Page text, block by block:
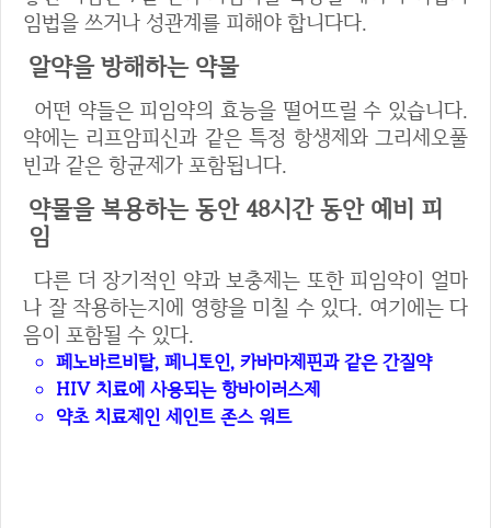
임법을 쓰거나 성관계를 피해야 합니다다.
알약을 방해하는 약물
어떤 약들은 피임약의 효능을 떨어뜨릴 수 있습니다.
약에는 리프암피신과 같은 특정 항생제와 그리세오풀
빈과 같은 항균제가 포함됩니다.
약물을 복용하는 동안 48시간 동안 예비 피
임
다른 더 장기적인 약과 보충제는 또한 피임약이 얼마
나 잘 작용하는지에 영향을 미칠 수 있다. 여기에는 다
음이 포함될 수 있다.
페노바르비탈, 페니토인, 카바마제핀과 같은 간질약
HIV 치료에 사용되는 항바이러스제
약초 치료제인 세인트 존스 워트